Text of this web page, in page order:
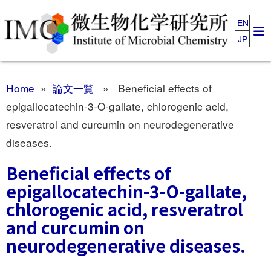
EN
JP
Home » 論文一覧 » Beneficial effects of
epigallocatechin-3-O-gallate, chlorogenic acid,
resveratrol and curcumin on neurodegenerative
diseases.
Beneficial effects of
epigallocatechin-3-O-gallate,
chlorogenic acid, resveratrol
and curcumin on
neurodegenerative diseases.